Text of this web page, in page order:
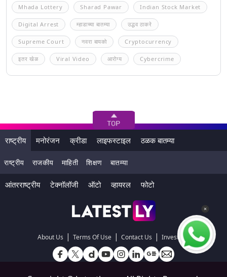
Mhada Lottery Sharad Pawar Indian Stock Market
Digital Arrest म्हाडाच्या बातम्या उद्धव ठाकरे
Supreme Court नवरा बायको Cryptocurrency
इतर खेळ Viral Video आरोग्य Cybercrime
राष्ट्रीय मनोरंजन क्रीडा लाइफस्टाइल ठळक बातम्या
राष्ट्रीय राजकीय माहिती शिक्षण बातम्या
आंतरराष्ट्रीय टेक्नॉलॉजी ऑटो व्हायरल फोटो
About Us | Terms Of Use | Contact Us | Investors